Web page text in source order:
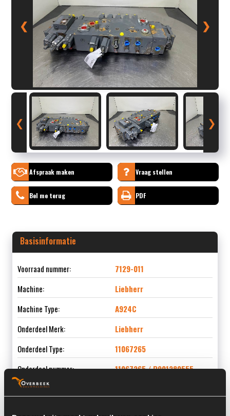
❮ ❯
❮ ❯
Afspraak maken Vraag stellen
Bel me terug PDF
Basisinformatie
Voorraad nummer:
7129-011
Machine:
Liebherr
Machine Type:
A924C
Onderdeel Merk:
Liebherr
Onderdeel Type:
11067265
Onderdeel nummer:
11067265 / R901280555